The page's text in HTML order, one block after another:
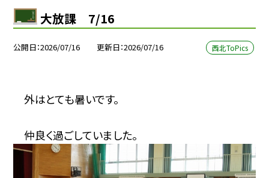
大放課 7/16
公開日 2026/07/16 更新日 2026/07/16 西北ToPics
外はとても暑いです。
仲良く過ごしていました。